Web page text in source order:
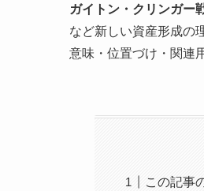
ガイトン・クリンガー
など新しい資産形成の
意味・位置づけ・関連
この記事